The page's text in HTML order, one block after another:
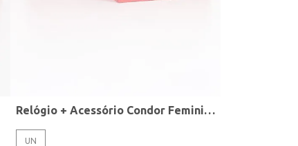
Relógio + Acessório Condor Feminino PRATA
UN